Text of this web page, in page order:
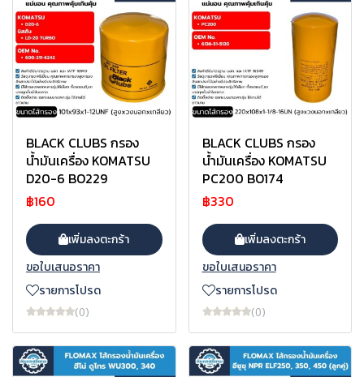
BLACK CLUBS กรอง
น้ำมันเครื่อง KOMATSU
D20-6 BO229
฿160
เพิ่มลงตะกร้า
ขอใบเสนอราคา
รายการโปรด
(0)
BLACK CLUBS กรอง
น้ำมันเครื่อง KOMATSU
PC200 BO174
฿330
เพิ่มลงตะกร้า
ขอใบเสนอราคา
รายการโปรด
(0)